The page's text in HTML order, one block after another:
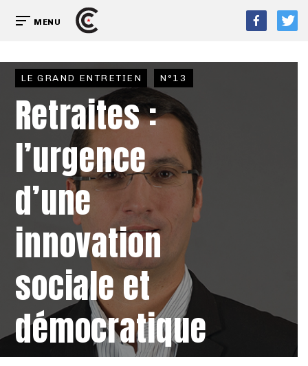
MENU
LE GRAND ENTRETIEN N°13
Retraites :
l’urgence
d’une
innovation
sociale et
démocratique